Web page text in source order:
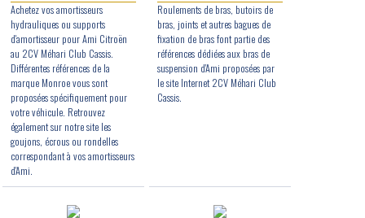
Achetez vos amortisseurs
hydrauliques ou supports
d'amortisseur pour Ami Citroën
au 2CV Méhari Club Cassis.
Différentes références de la
marque Monroe vous sont
proposées spécifiquement pour
votre véhicule. Retrouvez
également sur notre site les
goujons, écrous ou rondelles
correspondant à vos amortisseurs
d'Ami.
Roulements de bras, butoirs de
bras, joints et autres bagues de
fixation de bras font partie des
références dédiées aux bras de
suspension d'Ami proposées par
le site Internet 2CV Méhari Club
Cassis.